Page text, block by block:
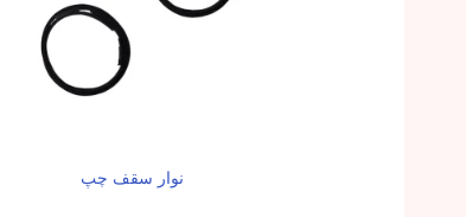
نوار سقف چپ